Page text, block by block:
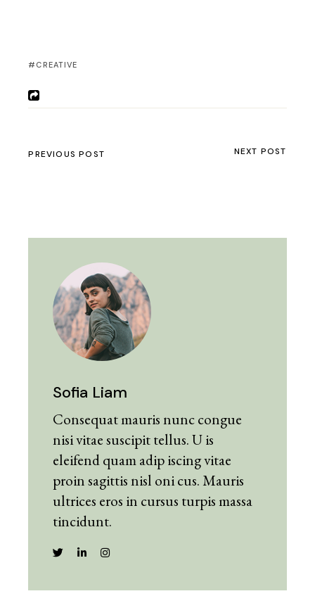
CREATIVE
PREVIOUS POST NEXT POST
Sofia Liam
Consequat mauris nunc congue
nisi vitae suscipit tellus. U is
eleifend quam adip iscing vitae
proin sagittis nisl oni cus. Mauris
ultrices eros in cursus turpis massa
tincidunt.